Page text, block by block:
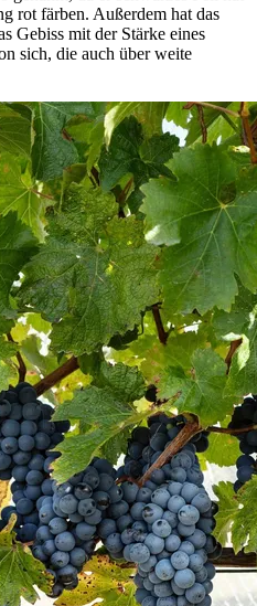
rot färben. Außerdem hat das
Gebiss mit der Stärke eines
sich, die auch über weite